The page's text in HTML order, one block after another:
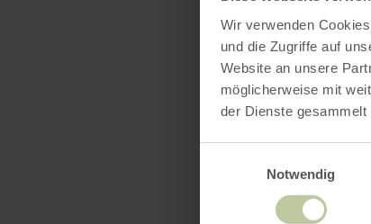
Wir verwenden
und die Zugriffe auf
Website an unsere
möglicherweise mit
der Dienste gesammelt
Notwendig